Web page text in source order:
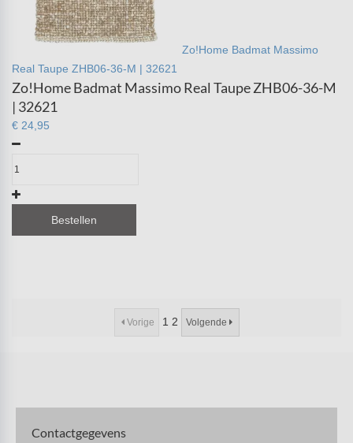
Zo!Home Badmat Massimo
Real Taupe ZHB06-36-M | 32621
Zo!Home Badmat Massimo Real Taupe ZHB06-36-M
| 32621
€ 24,95
Bestellen
Vorige 1 2 Volgende
Contactgegevens